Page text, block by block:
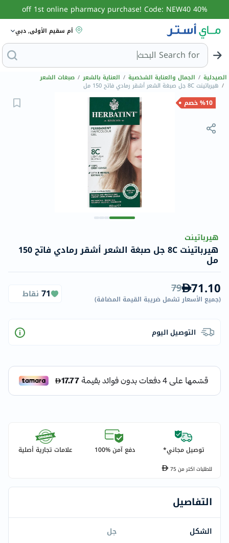
40% off 1st online pharmacy purchase! Code: NEW40
أم سقيم الأولى, دبي
Search for البحث عن
الصيدلية / الجمال والعناية الشخصية / العناية بالشعر / صبغات الشعر
/ هيرباتينت 8C جل صبغة الشعر أشقر رمادي فاتح 150 مل
%10 خصم
هيرباتينت
هيرباتينت 8C جل صبغة الشعر أشقر رمادي فاتح 150
مل
71.10
79
(جميع الأسعار تشمل ضريبة القيمة المضافة)
71 نقاط
التوصيل اليوم
توصيل مجاني* دفع آمن %100 علامات تجارية أصلية
للطلبات اكتر من75
التفاصيل
الشكل
جل